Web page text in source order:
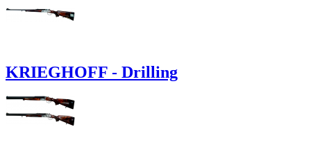
KRIEGHOFF - Drilling